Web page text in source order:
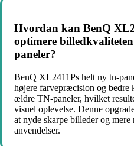
Hvordan kan BenQ
optimere
paneler?
BenQ XL2411Ps helt ny tn-
højere farvepræcision og
ældre TN-paneler, hvilket
visuel oplevelse. Denne
at nyde skarpe billeder og
anvendelser.